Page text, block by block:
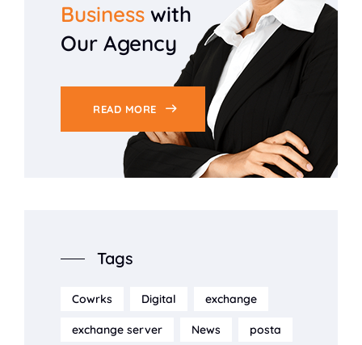
Business with
Our Agency
READ MORE
Tags
Cowrks Digital exchange
exchange server News posta